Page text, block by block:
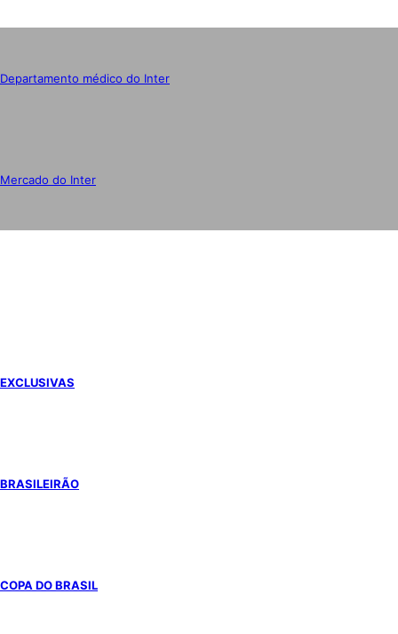
Departamento médico do Inter
Mercado do Inter
EXCLUSIVAS
BRASILEIRÃO
COPA DO BRASIL